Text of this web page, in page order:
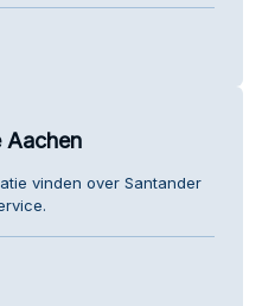
Aachen
vinden over Santander